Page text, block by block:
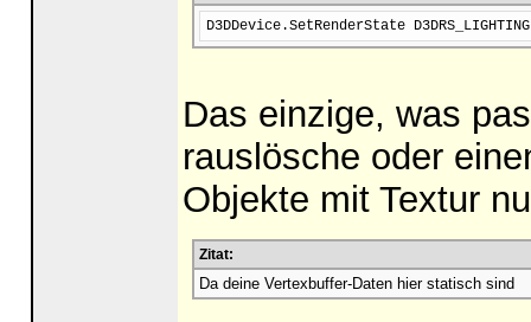
D3DDevice.SetRenderState
Das einzige, was
rauslösche oder
Objekte mit Textur
Zitat:
Da deine Vertexbuffer-Daten hier statisch sind